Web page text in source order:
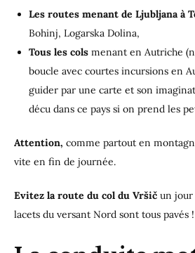
Les routes menant de Ljubljana à
Bohinj, Logarska Dolina,
Tous les cols menant en Autriche
boucle avec courtes incursions en
guider par une carte et son
décu dans ce pays si on prend les
Attention, comme partout en
vite en fin de journée.
Evitez la route du col du Vršič un jour
lacets du versant Nord sont tous pavés !